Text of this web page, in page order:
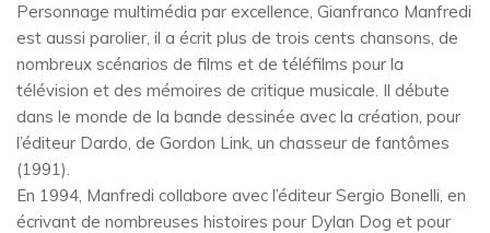
Personnage multimédia par excellence, Gianfranco Manfredi
est aussi parolier, il a écrit plus de trois cents chansons, de
nombreux scénarios de films et de téléfilms pour la
télévision et des mémoires de critique musicale. Il débute
dans le monde de la bande dessinée avec la création, pour
l’éditeur Dardo, de Gordon Link, un chasseur de fantômes
(1991).
En 1994, Manfredi collabore avec l’éditeur Sergio Bonelli, en
écrivant de nombreuses histoires pour Dylan Dog et pour